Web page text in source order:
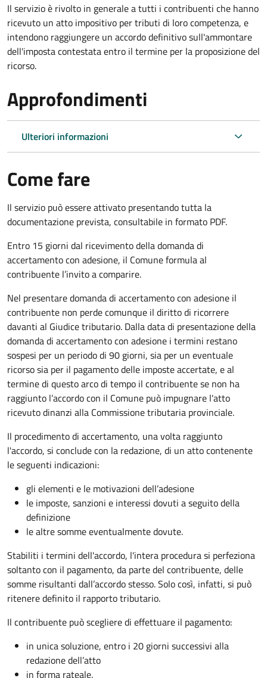
Il servizioè rivolto in generale a tutti i contribuenti che hanno
ricevuto un atto impositivo per tributi di loro competenza, e
intendono raggiungere un accordo definitivo sull'ammontare
dell'imposta contestata entro il termine per la proposizione del
ricorso.
Approfondimenti
Ulteriori informazioni
Come fare
Il servizio può essere attivato presentando tutta la
documentazione prevista, consultabile in formato PDF.
Entro 15 giorni dal ricevimento della domanda di
accertamento con adesione, il Comune formula al
contribuente l’invito a comparire.
Nel presentare domanda di accertamento con adesione il
contribuente non perde comunque il diritto di ricorrere
davanti al Giudice tributario. Dalla data di presentazione della
domanda di accertamento con adesione i termini restano
sospesi per un periodo di 90 giorni, sia per un eventuale
ricorso sia per il pagamento delle imposte accertate, e al
termine di questo arco di tempo il contribuente se non ha
raggiunto l’accordo con il Comune può impugnare l'atto
ricevuto dinanzi alla Commissione tributaria provinciale.
Il procedimento di accertamento, una volta raggiunto
l'accordo, si conclude con la redazione, di un atto contenente
le seguenti indicazioni:
gli elementi e le motivazioni dell’adesione
le imposte, sanzioni e interessi dovuti a seguito della
definizione
le altre somme eventualmente dovute.
Stabiliti i termini dell'accordo, l'intera procedura si perfeziona
soltanto con il pagamento, da parte del contribuente, delle
somme risultanti dall’accordo stesso. Solo così, infatti, si può
ritenere definito il rapporto tributario.
Il contribuente può scegliere di effettuare il pagamento:
in unica soluzione, entro i 20 giorni successivi alla
redazione dell’atto
in forma rateale.